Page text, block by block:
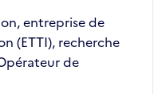
entreprise de
(ETTI), recherche
de